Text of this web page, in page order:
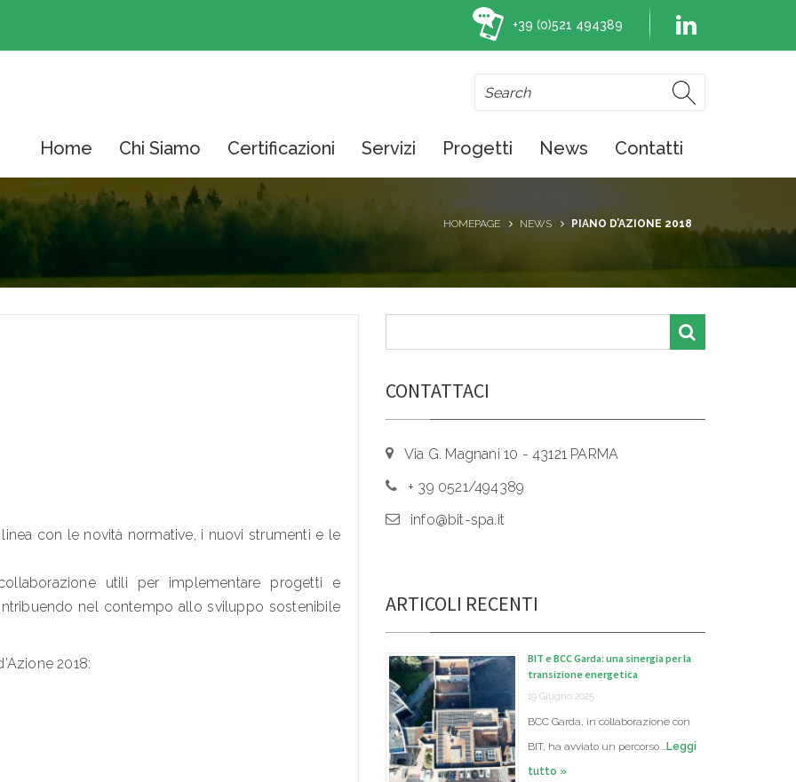
+39 (0)521 494389
Home Chi Siamo Certificazioni Servizi Progetti News Contatti
HOMEPAGE NEWS PIANO D’AZIONE 2018
con le novità normative, i nuovi strumenti e le
utili per implementare progetti e
nel contempo allo sviluppo sostenibile
2018:
CONTATTACI
Via G. Magnani 10 - 43121 PARMA
+ 39 0521/494389
info@bit-spa.it
ARTICOLI RECENTI
BIT e BCC Garda: una sinergia per la
transizione energetica
19 Giugno 2025
BCC Garda, in collaborazione con
BIT, ha avviato un percorso …Leggi
tutto »